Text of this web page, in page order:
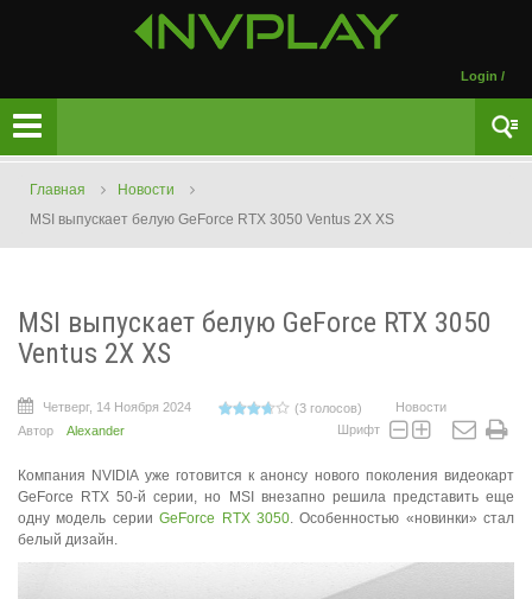
Login /
Главная
Новости
MSI выпускает белую GeForce RTX 3050 Ventus 2X XS
MSI выпускает белую GeForce RTX 3050
Ventus 2X XS
Четверг, 14 Ноября 2024 (3 голосов)
Новости
Автор
Alexander Шрифт
Компания NVIDIA уже готовится к анонсу нового поколения видеокарт
GeForce RTX 50-й серии, но MSI внезапно решила представить еще
одну модель серииGeForce RTX 3050. Особенностью «новинки» стал
белый дизайн.